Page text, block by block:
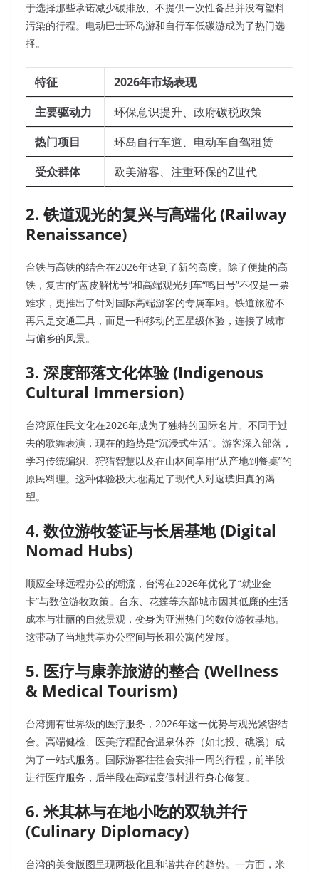
于选择那些承诺减少碳排放、不提供一次性备品并没有塑料
污染的行程。电动巴士环岛游和自行车低碳游成为了热门选
择。
特征
2026年市场表现
主要驱动力
环保意识提升、政府碳税政策
热门项目
环岛自行车道、电动车自驾租赁
受众群体
欧美游客、注重环保的Z世代
2. 铁道观光的复兴与高端化 (Railway
Renaissance)
台铁与高铁的结合在2026年达到了新的高度。除了便捷的高
铁，复古的“蓝皮解忧号”和高端观光列车“鸣日号”不仅是一票
难求，更推出了针对国际高端游客的专属车厢。铁道旅游不
再只是交通工具，而是一种移动的五星级体验，连接了城市
与偏乡的风景。
3. 深度部落文化体验 (Indigenous
Cultural Immersion)
台湾原住民文化在2026年成为了独特的国际名片。不同于过
去的歌舞表演，现在的趋势是“沉浸式生活”。游客深入部落，
学习传统编织、狩猎智慧以及在山林间享用“从产地到餐桌”的
原民料理。这种体验极大地满足了现代人对返璞归真的渴
望。
4. 数位游牧签证与长居基地 (Digital
Nomad Hubs)
顺应全球远程办公的潮流，台湾在2026年优化了“就业金
卡”与数位游牧政策。台东、花莲等东部城市因其低廉的生活
成本与壮丽的自然景观，变身为亚洲热门的数位游牧基地。
这带动了当地共享办公空间与长租公寓的发展。
5. 医疗与康养旅游的整合 (Wellness
& Medical Tourism)
台湾拥有世界级的医疗服务，2026年这一优势与观光紧密结
合。高端健检、医美疗程配合温泉休养（如北投、礁溪）成
为了一站式服务。国际游客往往会安排一周的行程，前半段
进行医疗服务，后半段在高端度假村进行身心修复。
6. 米其林与在地小吃的双轨并行
(Culinary Diplomacy)
台湾的美食版图呈现两极化且和谐共存的趋势。一方面，米